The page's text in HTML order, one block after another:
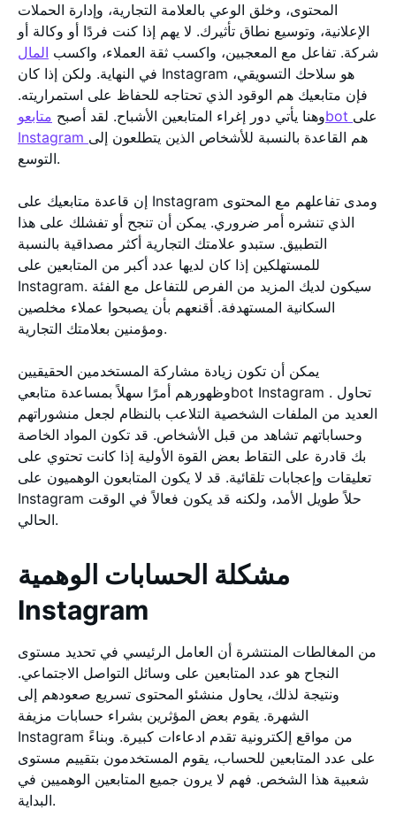
المحتوى، وخلق الوعي بالعلامة التجارية، وإدارة الحملات
الإعلانية، وتوسيع نطاق تأثيرك. لا يهم إذا كنت فردًا أو وكالة أو
شركة. تفاعل مع المعجبين، واكسب ثقة العملاء، واكسب المال
في النهاية. ولكن إذا كان Instagram هو سلاحك التسويقي،
فإن متابعيك هم الوقود الذي تحتاجه للحفاظ على استمراريته.
وهنا يأتي دور إغراء المتابعين الأشباح. لقد أصبحمتابعوbot على
Instagram هم القاعدة بالنسبة للأشخاص الذين يتطلعون إلى
التوسع.
إن قاعدة متابعيك على Instagram ومدى تفاعلهم مع المحتوى
الذي تنشره أمر ضروري. يمكن أن تنجح أو تفشلك على هذا
التطبيق. ستبدو علامتك التجارية أكثر مصداقية بالنسبة
للمستهلكين إذا كان لديها عدد أكبر من المتابعين على
Instagram. سيكون لديك المزيد من الفرص للتفاعل مع الفئة
السكانية المستهدفة. أقنعهم بأن يصبحوا عملاء مخلصين
ومؤمنين بعلامتك التجارية.
يمكن أن تكون زيادة مشاركة المستخدمين الحقيقيين
وظهورهم أمرًا سهلاً بمساعدة متابعيbot Instagram . تحاول
العديد من الملفات الشخصية التلاعب بالنظام لجعل منشوراتهم
وحساباتهم تشاهد من قبل الأشخاص. قد تكون المواد الخاصة
بك قادرة على التقاط بعض القوة الأولية إذا كانت تحتوي على
تعليقات وإعجابات تلقائية. قد لا يكون المتابعون الوهميون على
Instagram حلاً طويل الأمد، ولكنه قد يكون فعالاً في الوقت
الحالي.
مشكلة الحسابات الوهمية
Instagram
من المغالطات المنتشرة أن العامل الرئيسي في تحديد مستوى
النجاح هو عدد المتابعين على وسائل التواصل الاجتماعي.
ونتيجة لذلك، يحاول منشئو المحتوى تسريع صعودهم إلى
الشهرة. يقوم بعض المؤثرين بشراء حسابات مزيفة
Instagram من مواقع إلكترونية تقدم ادعاءات كبيرة. وبناءً
على عدد المتابعين للحساب، يقوم المستخدمون بتقييم مستوى
شعبية هذا الشخص. فهم لا يرون جميع المتابعين الوهميين في
البداية.